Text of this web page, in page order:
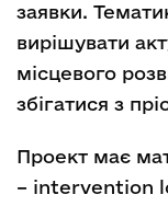
заявки.
вирішувати
місцевого
збігатися з
Проект має
– intervention